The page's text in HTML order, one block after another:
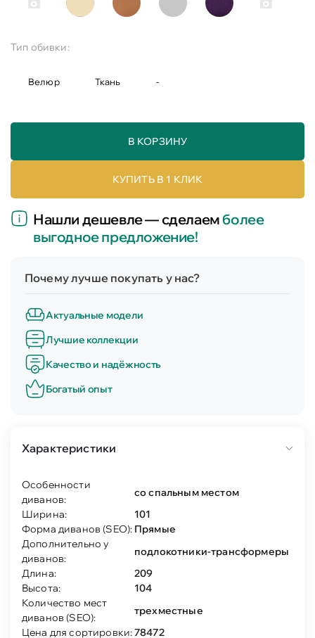
Тип обивки:
Велюр Ткань -
В КОРЗИНУ
КУПИТЬ В 1 КЛИК
Нашли дешевле — сделаемболее
выгодное предложение!
Почему лучше покупать у нас?
Актуальные модели
Лучшие коллекции
Качество и надёжность
Богатый опыт
Характеристики
Особенности
диванов:
со спальным местом
Ширина:
101
Форма диванов (SEO): Прямые
Дополнительно у
диванов:
подлокотники-трансформеры
Длина:
209
Высота:
104
Количество мест
диванов (SEO):
трехместные
Цена для сортировки:78472